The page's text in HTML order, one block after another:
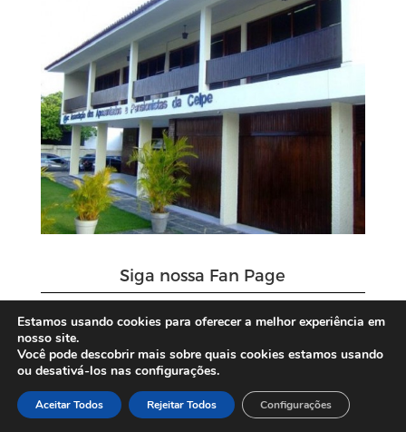
Siga nossa Fan Page
Estamos usando cookies para oferecer a melhor experiência em
nosso site.
Você pode descobrir mais sobre quais cookies estamos usando
ou desativá-los nas configurações.
Aceitar Todos Rejeitar Todos Configurações